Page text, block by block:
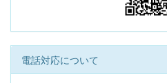
電話対応について